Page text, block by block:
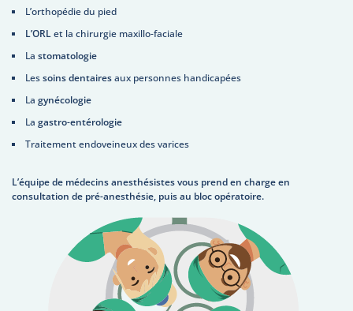
L’orthopédie du pied
L’ORLet la chirurgie maxillo-faciale
La stomatologie
Lessoins dentairesaux personnes handicapées
La gynécologie
La gastro-entérologie
Traitement endoveineux des varices
L’équipe de médecins anesthésistes vous prend en charge en
consultation de pré-anesthésie, puis au bloc opératoire.